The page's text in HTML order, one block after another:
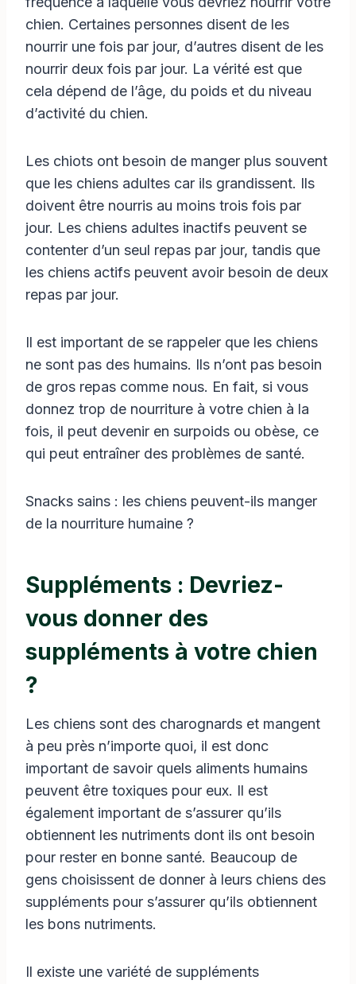
chien. Certaines personnes disent de les
nourrir une fois par jour, d’autres disent de les
nourrir deux fois par jour. La vérité est que
cela dépend de l’âge, du poids et du niveau
d’activité du chien.
Les chiots ont besoin de manger plus souvent
que les chiens adultes car ils grandissent. Ils
doivent être nourris au moins trois fois par
jour. Les chiens adultes inactifs peuvent se
contenter d’un seul repas par jour, tandis que
les chiens actifs peuvent avoir besoin de deux
repas par jour.
Il est important de se rappeler que les chiens
ne sont pas des humains. Ils n’ont pas besoin
de gros repas comme nous. En fait, si vous
donnez trop de nourriture à votre chien à la
fois, il peut devenir en surpoids ou obèse, ce
qui peut entraîner des problèmes de santé.
Snacks sains : les chiens peuvent-ils manger
de la nourriture humaine ?
Suppléments : Devriez-
vous donner des
suppléments à votre chien
?
Les chiens sont des charognards et mangent
à peu près n’importe quoi, il est donc
important de savoir quels aliments humains
peuvent être toxiques pour eux. Il est
également important de s’assurer qu’ils
obtiennent les nutriments dont ils ont besoin
pour rester en bonne santé. Beaucoup de
gens choisissent de donner à leurs chiens des
suppléments pour s’assurer qu’ils obtiennent
les bons nutriments.
Il existe une variété de suppléments